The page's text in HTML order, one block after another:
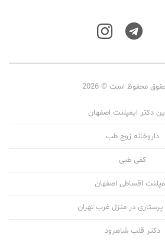
محفوظ است © 2026
دکتر ایمپلنت اصفهان
داروخانه زوج طب
کفی طبی
اقساطی اصفهان
در منزل غرب تهران
دکتر قلب شاهرود